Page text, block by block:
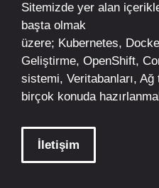
Sitemizde yer alan
başta olmak
üzere; Kubernetes,
Geliştirme, OpenShift,
sistemi, Veritabanları,
birçok konuda
İletişim